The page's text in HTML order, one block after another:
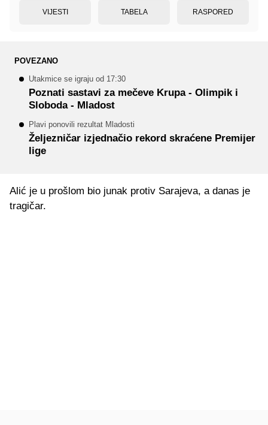
VIJESTI TABELA RASPORED
POVEZANO
Utakmice se igraju od 17:30
Poznati sastavi za mečeve Krupa - Olimpik i
Sloboda - Mladost
Plavi ponovili rezultat Mladosti
Željezničar izjednačio rekord skraćene Premijer
lige
Alić je u prošlom bio junak protiv Sarajeva, a danas je
tragičar.